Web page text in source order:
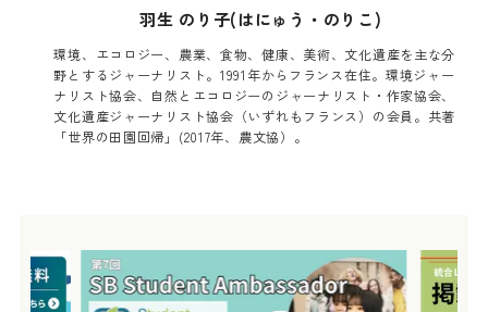
羽生 のり子(はにゅう・のりこ)
環境、エコロジー、農業、食物、健康、美術、文化遺産を主な分
野とするジャーナリスト。1991年からフランス在住。環境ジャー
ナリスト協会、自然とエコロジーのジャーナリスト・作家協会、
文化遺産ジャーナリスト協会（いずれもフランス）の会員。共著
「世界の田園回帰」(2017年、農文協）。